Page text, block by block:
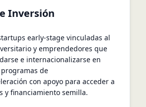
Inversión
early-stage vinculadas al
y emprendedores que
e internacionalizarse en
de
con apoyo para acceder a
y financiamiento semilla.